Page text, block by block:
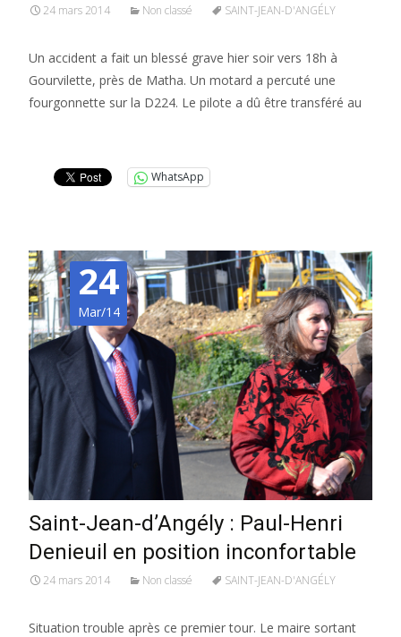
24 mars 2014 Non classé SAINT-JEAN-D'ANGÉLY
Un accident a fait un blessé grave hier soir vers 18h à
Gourvilette, près de Matha. Un motard a percuté une
fourgonnette sur la D224. Le pilote a dû être transféré au
WhatsApp
24
Mar/14
Saint-Jean-d’Angély : Paul-Henri
Denieuil en position inconfortable
24 mars 2014 Non classé SAINT-JEAN-D'ANGÉLY
Situation trouble après ce premier tour. Le maire sortant